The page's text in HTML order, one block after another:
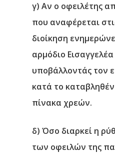
γ) Αν ο οφειλέτης
που αναφέρεται
διοίκηση
αρμόδιο
υποβάλλοντάς τον
κατά το
πίνακα χρεών.
δ) Όσο διαρκεί η
των οφειλών της